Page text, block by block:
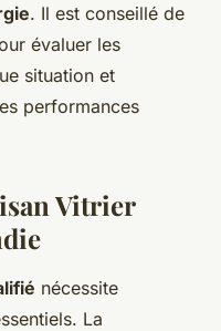
. Il est conseillé de
évaluer les
situation et
performances
Vitrier
nécessite
La